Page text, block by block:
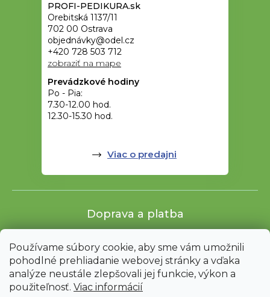
Používame súbory cookie, aby sme vám umožnili
pohodlné prehliadanie webovej stránky a vďaka
analýze neustále zlepšovali jej funkcie, výkon a
použiteľnosť. Viac informácií
PROFI-PEDIKURA.sk
Orebitská 1137/11
702 00 Ostrava
objednávky@odel.cz
+420 728 503 712
zobraziť na mape
Prevádzkové hodiny
Po - Pia:
7.30-12.00 hod.
12.30-15.30 hod.
Viac o predajni
Doprava a platba